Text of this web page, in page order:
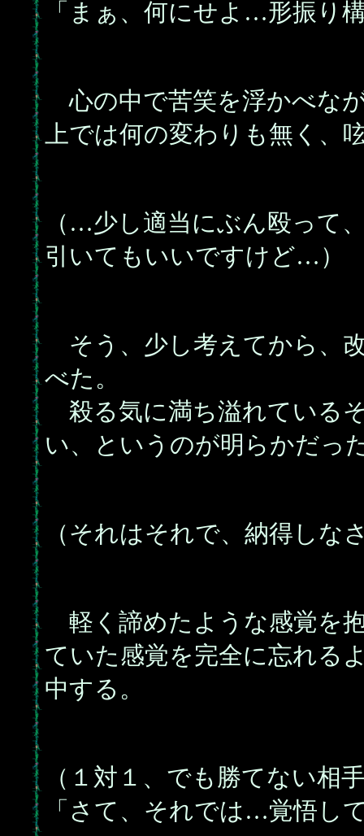
「まぁ、何にせよ…形振り
心の中で苦笑を浮かべな
上では何の変わりも無く、
（…少し適当にぶん殴って
引いてもいいですけど…）
そう、少し考えてから、
べた。
殺る気に満ち溢れている
い、というのが明らかだっ
（それはそれで、納得しな
軽く諦めたような感覚を
ていた感覚を完全に忘れる
中する。
（１対１、でも勝てない相
「さて、それでは…覚悟し